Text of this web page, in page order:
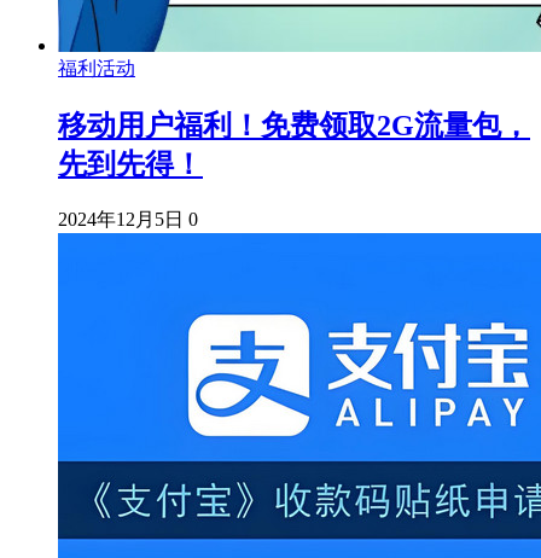
福利活动
移动用户福利！免费领取2G流量包，
先到先得！
2024年12月5日 0